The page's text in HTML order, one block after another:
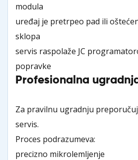
modula
uređaj je pretrpeo pad ili
sklopa
servis raspolaže JC
popravke
Profesionalna
Za pravilnu ugradnju
servis.
Proces podrazumeva:
precizno mikrolemljenje